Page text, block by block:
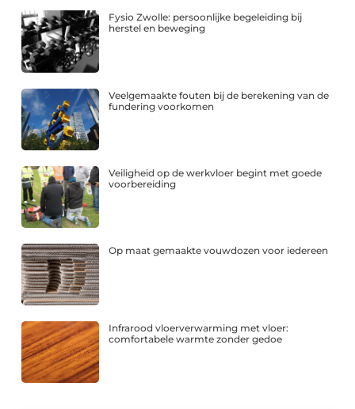
Fysio Zwolle: persoonlijke begeleiding bij
herstel en beweging
Veelgemaakte fouten bij de berekening van de
fundering voorkomen
Veiligheid op de werkvloer begint met goede
voorbereiding
Op maat gemaakte vouwdozen voor iedereen
Infrarood vloerverwarming met vloer:
comfortabele warmte zonder gedoe